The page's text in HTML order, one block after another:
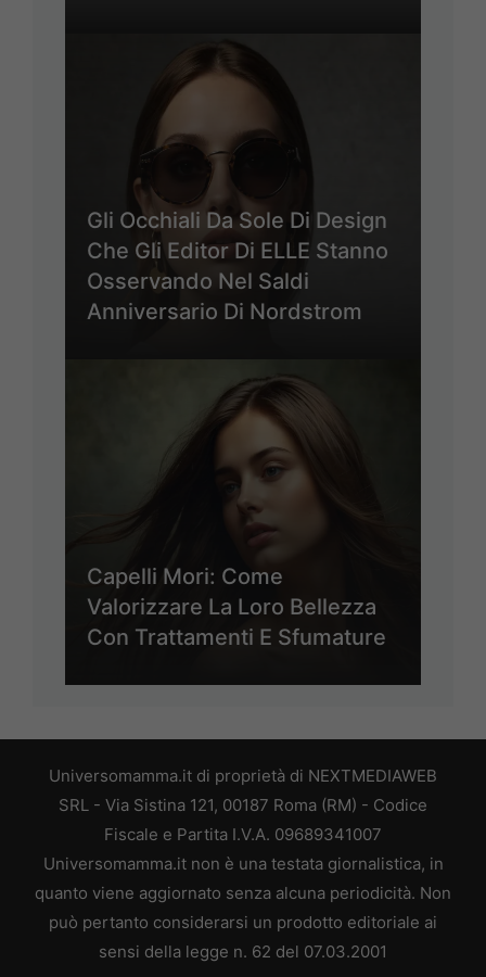
Gli Occhiali Da Sole Di Design
Che Gli Editor Di ELLE Stanno
Osservando Nel Saldi
Anniversario Di Nordstrom
Capelli Mori: Come
Valorizzare La Loro Bellezza
Con Trattamenti E Sfumature
Universomamma.it di proprietà di NEXTMEDIAWEB
SRL - Via Sistina 121, 00187 Roma (RM) - Codice
Fiscale e Partita I.V.A. 09689341007
Universomamma.it non è una testata giornalistica, in
quanto viene aggiornato senza alcuna periodicità. Non
può pertanto considerarsi un prodotto editoriale ai
sensi della legge n. 62 del 07.03.2001